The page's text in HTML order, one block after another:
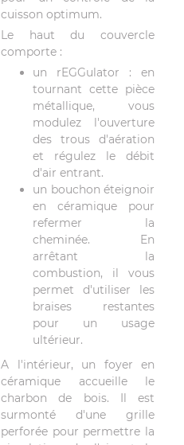
cuisson optimum.
Le haut du couvercle
comporte :
un rEGGulator : en
tournant cette pièce
métallique, vous
modulez l'ouverture
des trous d'aération
et régulez le débit
d'air entrant.
un bouchon éteignoir
en céramique pour
refermer la
cheminée. En
arrêtant la
combustion, il vous
permet d'utiliser les
braises restantes
pour un usage
ultérieur.
A l'intérieur, un foyer en
céramique accueille le
charbon de bois. Il est
surmonté d'une grille
perforée pour permettre la